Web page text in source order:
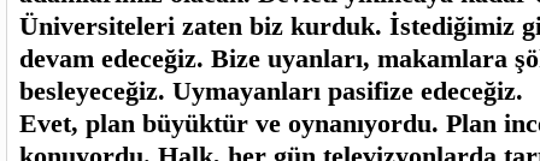
Üniversiteleri zaten biz kurduk. İstediğimiz
devam edeceğiz. Bize uyanları, makamlara
besleyeceğiz. Uymayanları pasifize edeceğiz.
Evet, plan büyüktür ve oynanıyordu. Plan